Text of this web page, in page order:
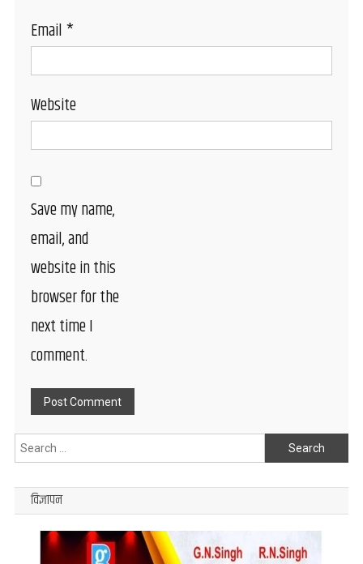
Email*
Website
Save my name,
email, and
website in this
browser for the
next time I
comment.
Search
for:
विज्ञापन